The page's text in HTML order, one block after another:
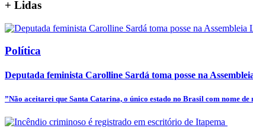
+ Lidas
Política
Deputada feminista Carolline Sardá toma posse na
”Não aceitarei que Santa Catarina, o único estado no Brasil com nome de